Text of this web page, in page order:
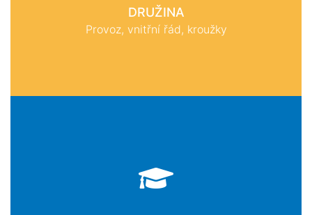
DRUŽINA
Provoz, vnitřní řád, kroužky